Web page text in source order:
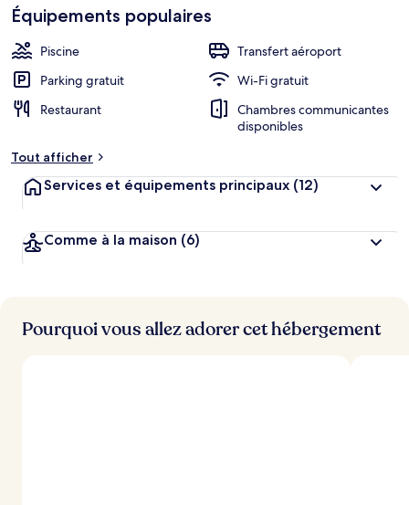
Équipements populaires
Piscine
Transfert aéroport
Parking gratuit
Wi-Fi gratuit
Restaurant
Chambres communicantes
disponibles
Tout afficher
Services et équipements principaux (12)
Comme à la maison (6)
Pourquoi vous allez adorer cet hébergement